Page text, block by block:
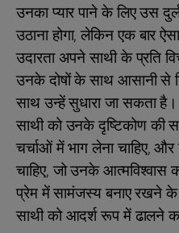
उनका प्यार पाने के लिए उस
उठाना होगा, लेकिन एक बार
उदारता अपने साथी के प्रति
उनके दोषों के साथ आसानी से
साथ उन्हें सुधारा जा सकता
साथी को उनके दृष्टिकोण की
चर्चाओं में भाग लेना चाहिए, और
चाहिए, जो उनके आत्मविश्वास
प्रेम में सामंजस्य बनाए रखने
साथी को आदर्श रूप में ढालने